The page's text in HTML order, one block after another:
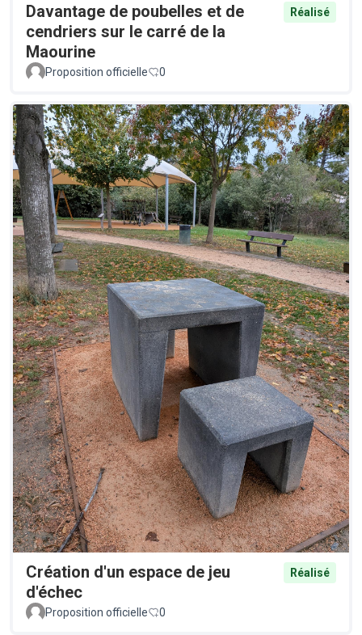
Davantage de poubelles et de
cendriers sur le carré de la
Maourine
Réalisé
Proposition officielle 0
Création d'un espace de jeu
d'échec
Réalisé
Proposition officielle 0